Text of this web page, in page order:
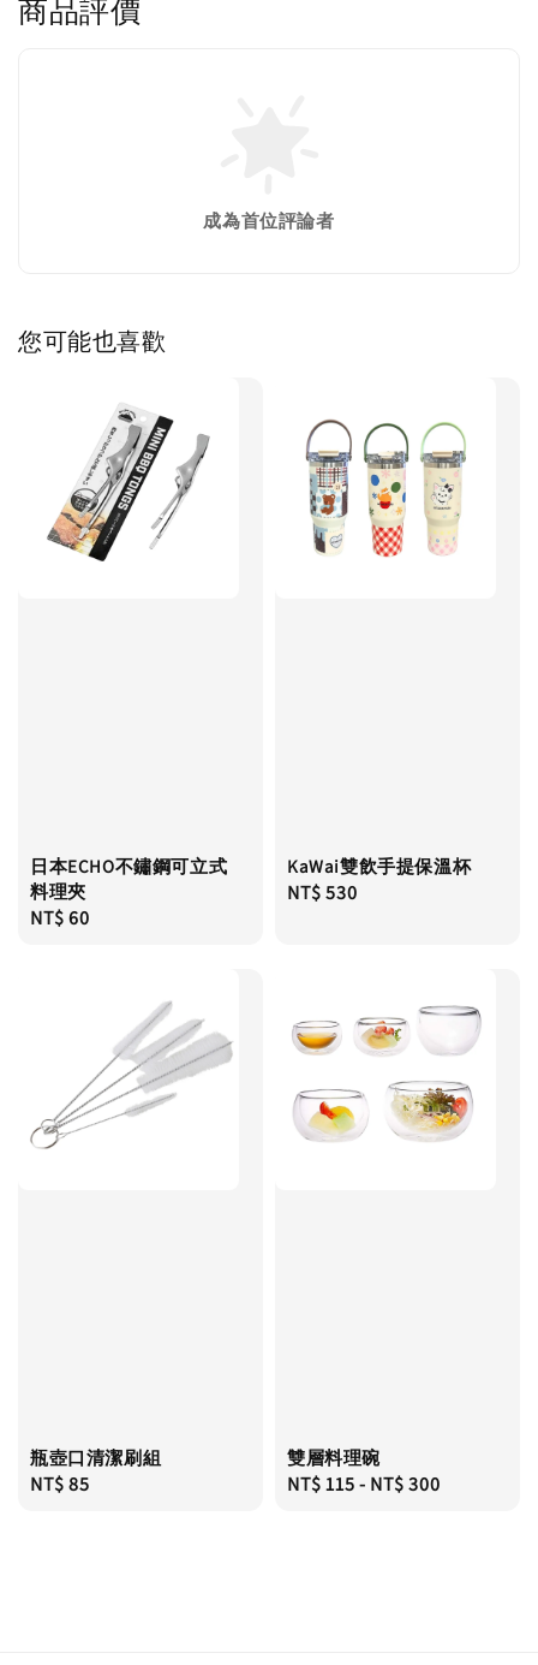
商品評價
成為首位評論者
您可能也喜歡
日本ECHO不鏽鋼可立式
料理夾
Regular
NT$ 60
KaWai雙飲手提保溫杯
Regular
NT$ 530
瓶壺口清潔刷組
Regular
NT$ 85
雙層料理碗
Regular
NT$ 115- NT$ 300